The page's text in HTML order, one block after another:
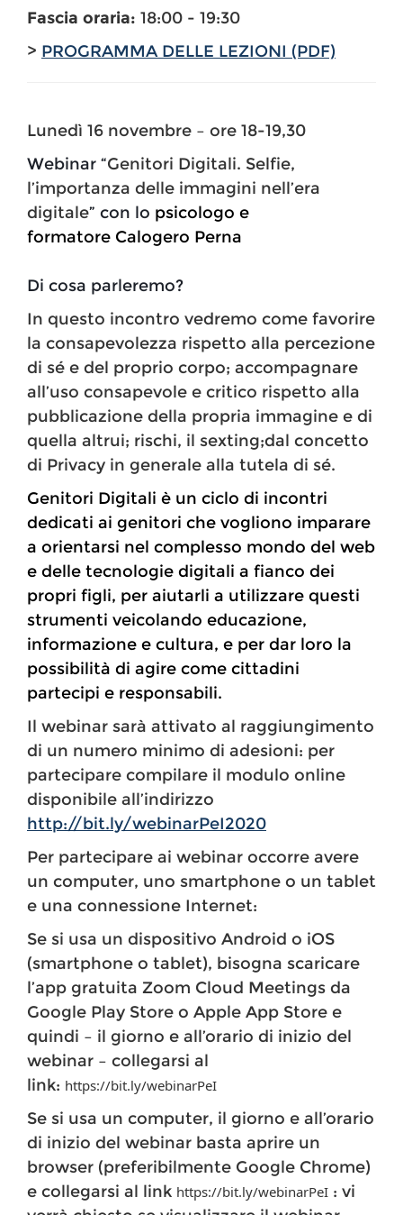
Fascia oraria: 18:00 - 19:30
> PROGRAMMA DELLE LEZIONI (PDF)
Lunedì 16 novembre – ore 18-19,30
Webinar “Genitori Digitali. Selfie,
l’importanza delle immagini nell’era
digitale” con lo psicologo e
formatore Calogero Perna
Di cosa parleremo?
In questo incontro vedremo come favorire
la consapevolezza rispetto alla percezione
di sé e del proprio corpo; accompagnare
all’uso consapevole e critico rispetto alla
pubblicazione della propria immagine e di
quella altrui; rischi, il sexting;dal concetto
di Privacy in generale alla tutela di sé.
Genitori Digitali è un ciclo di incontri
dedicati ai genitori che vogliono imparare
a orientarsi nel complesso mondo del web
e delle tecnologie digitali a fianco dei
propri figli, per aiutarli a utilizzare questi
strumenti veicolando educazione,
informazione e cultura, e per dar loro la
possibilità di agire come cittadini
partecipi e responsabili.
Il webinar sarà attivato al raggiungimento
di un numero minimo di adesioni: per
partecipare compilare il modulo online
disponibile all’indirizzo
http://bit.ly/webinarPeI2020
Per partecipare ai webinar occorre avere
un computer, uno smartphone o un tablet
e una connessione Internet:
Se si usa un dispositivo Android o iOS
(smartphone o tablet), bisogna scaricare
l’app gratuita Zoom Cloud Meetings da
Google Play Store o Apple App Store e
quindi – il giorno e all’orario di inizio del
webinar – collegarsi al
link: https://bit.ly/webinarPeI
Se si usa un computer, il giorno e all’orario
di inizio del webinar basta aprire un
browser (preferibilmente Google Chrome)
e collegarsi al link https://bit.ly/webinarPeI : vi